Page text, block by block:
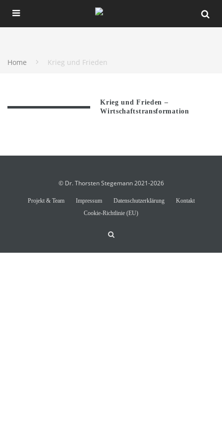
Home Krieg und Frieden
Krieg und Frieden –
Wirtschaftstransformation
© Dr. Thorsten Stegemann 2021-2026
Projekt & Team Impressum Datenschutzerklärung
Kontakt
Cookie-Richtlinie (EU)